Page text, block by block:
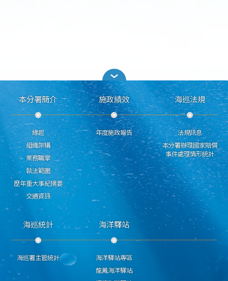
本分署簡介
緣起
組織架構
業務職掌
執法範圍
歷年重大事紀摘要
交通資訊
施政績效
年度施政報告
海巡法規
法規訊息
本分署辦理國家賠償
事件處理情形統計
海巡統計
海巡署主管統計
海洋驛站
海洋驛站專區
龍鳳海洋驛站